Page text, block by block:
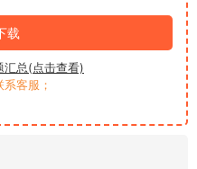
载
汇总(点击查看)
客服；